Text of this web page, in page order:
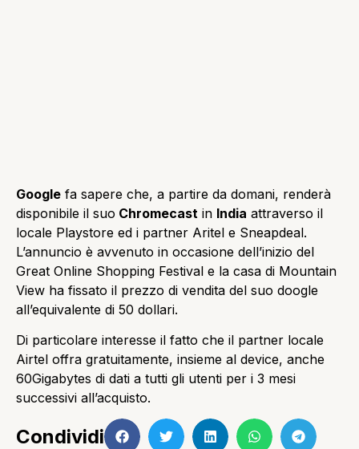
Google fa sapere che, a partire da domani, renderà
disponibile il suo Chromecast in India attraverso il
locale Playstore ed i partner Aritel e Sneapdeal.
L’annuncio è avvenuto in occasione dell’inizio del
Great Online Shopping Festival e la casa di Mountain
View ha fissato il prezzo di vendita del suo doogle
all’equivalente di 50 dollari.
Di particolare interesse il fatto che il partner locale
Airtel offra gratuitamente, insieme al device, anche
60Gigabytes di dati a tutti gli utenti per i 3 mesi
successivi all’acquisto.
Condividi